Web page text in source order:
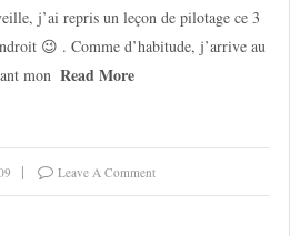
j’ai repris un leçon de pilotage ce 3
😉 . Comme d’habitude, j’arrive au
mon Read More
Leave A Comment